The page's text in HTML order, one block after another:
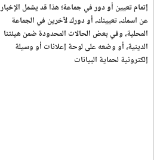
إتمام تعيين أو دور في جماعة؛‏ هذا قد يشمل الإخبار
عن اسمك،‏ تعيينك،‏ أو دورك لآخرين في الجماعة
المحلية،‏ وفي بعض الحالات المحدودة ضمن هيئتنا
الدينية،‏ أو وضعه على لوحة إعلانات أو وسيلة
إلكترونية لحماية البيانات